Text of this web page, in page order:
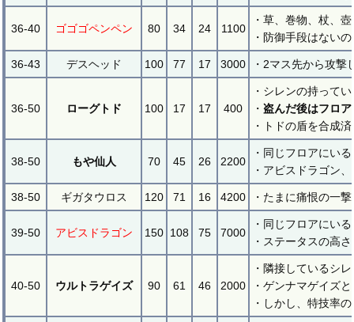
36-40 ゴゴゴペンペン 80 34 24 1100
・草、巻物、杖、壺
・防御手段はない
36-43 デスヘッド 100 77 17 3000 ・2マス先から攻撃
36-50 ローグトド 100 17 17 400
・シレンの持ってい
・ 盗んだ後はフロ
・トドの盾を合成
38-50 もや仙人 70 45 26 2200
・同じフロアにい
・アビスドラゴン
38-50 ギガタウロス 120 71 16 4200 ・たまに痛恨の一
39-50 アビスドラゴン 150 108 75 7000
・同じフロアにい
・ステータスの高
40-50 ウルトラゲイズ 90 61 46 2000
・隣接しているシ
・ゲンナマゲイズ
・しかし、特技率